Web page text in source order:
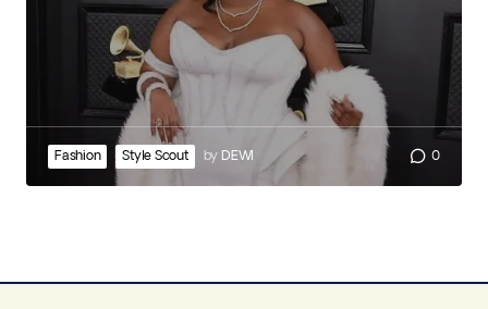
Fashion Style Scout by DEWI 0